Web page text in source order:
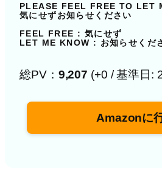
PLEASE FEEL FREE TO LET
気にせずお知らせください
FEEL FREE : 気にせず
LET ME KNOW : お知らせくだ
総PV： 9,207 (+0 / 基準日:
Amazonに